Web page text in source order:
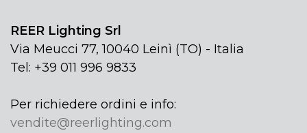
REER Lighting Srl
Via Meucci 77, 10040 Leinì (TO) - Italia
Tel: +39 011 996 9833
Per richiedere ordini e info:
vendite@reerlighting.com